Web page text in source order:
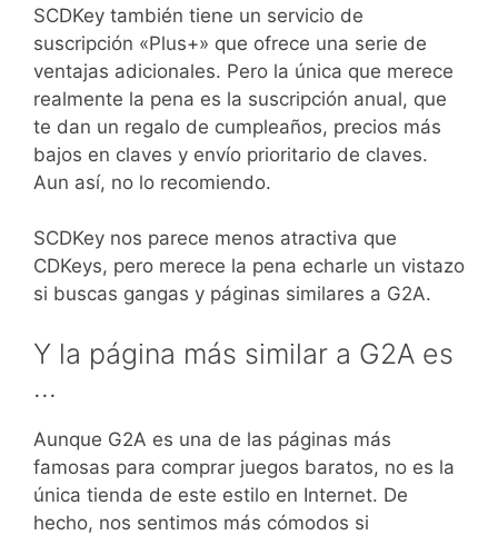
SCDKey también tiene un servicio de
suscripción «Plus+» que ofrece una serie de
ventajas adicionales. Pero la única que merece
realmente la pena es la suscripción anual, que
te dan un regalo de cumpleaños, precios más
bajos en claves y envío prioritario de claves.
Aun así, no lo recomiendo.
SCDKey nos parece menos atractiva que
CDKeys, pero merece la pena echarle un vistazo
si buscas gangas y páginas similares a G2A.
Y la página más similar a G2A es
…
Aunque G2A es una de las páginas más
famosas para comprar juegos baratos, no es la
única tienda de este estilo en Internet. De
hecho, nos sentimos más cómodos si